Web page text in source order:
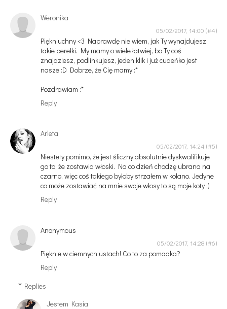
Weronika
05/02/2017, 14:00
Piękniuchny <3 Naprawdę nie wiem, jak Ty wynajdujesz
takie perełki. My mamy o wiele łatwiej, bo Ty coś
znajdziesz, podlinkujesz, jeden klik i już cudeńko jest
nasze :D Dobrze, że Cię mamy :*
Pozdrawiam :*
Reply
Arleta
05/02/2017, 14:24
Niestety pomimo, że jest śliczny absolutnie dyskwalifikuje
go to, że zostawia włoski. Na co dzień chodzę ubrana na
czarno, więc coś takiego byłoby strzałem w kolano. Jedyne
co może zostawiać na mnie swoje włosy to są moje koty ;)
Reply
Anonymous
05/02/2017, 14:28
Pięknie w ciemnych ustach! Co to za pomadka?
Reply
Replies
Jestem Kasia